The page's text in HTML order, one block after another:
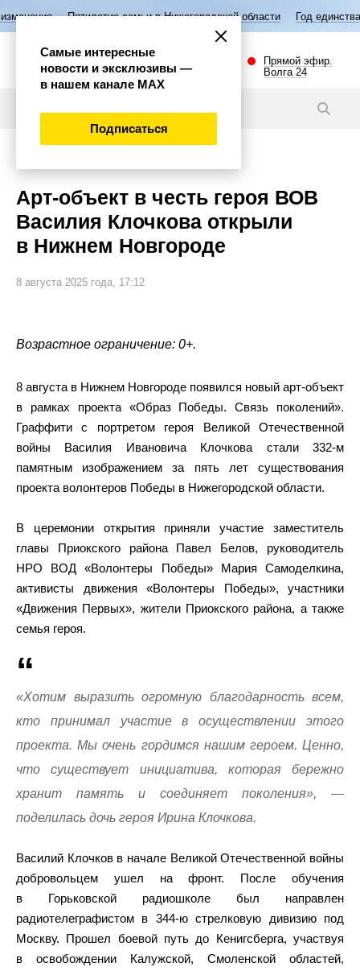
семьи в Нижегородской области Год единства народов России
Прямой эфир.
Волга 24
Арт-объект в честь героя ВОВ
Василия Клочкова открыли
в Нижнем Новгороде
8 августа 2025 года, 17:12
Возрастное ограничение: 0+.
8 августа в Нижнем Новгороде появился новый арт-объект
в рамках проекта «Образ Победы. Связь поколений».
Граффити с портретом героя Великой Отечественной
войны Василия Ивановича Клочкова стали 332-м
памятным изображением за пять лет существования
проекта волонтеров Победы в Нижегородской области.
В церемонии открытия приняли участие заместитель
главы Приокского района Павел Белов, руководитель
НРО ВОД «Волонтеры Победы» Мария Самоделкина,
активисты движения «Волонтеры Победы», участники
«Движения Первых», жители Приокского района, а также
семья героя.
«Хотим выразить огромную благодарность всем,
кто принимал участие в осуществлении этого
проекта. Мы очень гордимся нашим героем. Ценно,
что существует инициатива, которая бережно
хранит память и соединяет поколения», —
поделилась дочь героя Ирина Клочкова.
Василий Клочков в начале Великой Отечественной войны
добровольцем ушел на фронт. После обучения
в Горьковской радиошколе был направлен
радиотелеграфистом в 344-ю стрелковую дивизию под
Москву. Прошел боевой путь до Кенигсберга, участвуя
в освобождении Калужской, Смоленской областей,
Самые интересные
новости и эксклюзивы —
в нашем канале МАХ
Подписаться